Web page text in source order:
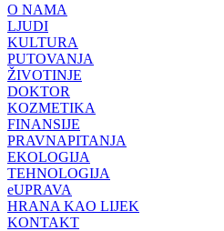
O NAMA
LJUDI
KULTURA
PUTOVANJA
ŽIVOTINJE
DOKTOR
KOZMETIKA
FINANSIJE
PRAVNAPITANJA
EKOLOGIJA
TEHNOLOGIJA
eUPRAVA
HRANA KAO LIJEK
KONTAKT